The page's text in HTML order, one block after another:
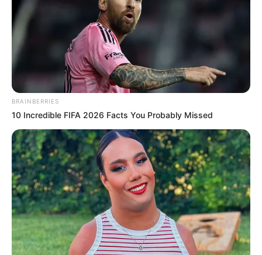
BRAINBERRIES
10 Incredible FIFA 2026 Facts You Probably Missed